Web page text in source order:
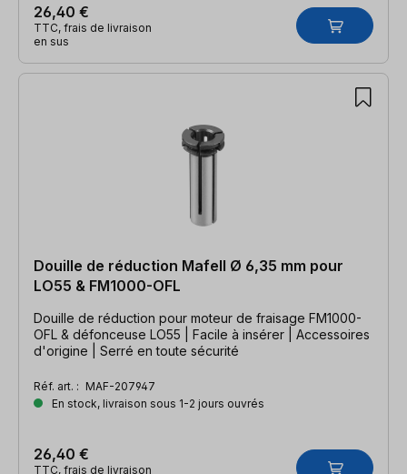
26,40 €
TTC, frais de livraison
en sus
Douille de réduction Mafell Ø 6,35 mm pour
LO55 & FM1000-OFL
Douille de réduction pour moteur de fraisage FM1000-
OFL & défonceuse LO55 | Facile à insérer | Accessoires
d'origine | Serré en toute sécurité
Réf. art. : MAF-207947
En stock, livraison sous 1-2 jours ouvrés
26,40 €
TTC, frais de livraison